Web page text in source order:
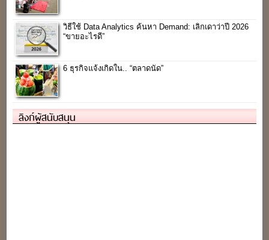
วิธีใช้ Data Analytics ค้นหา Demand: เลิกเดาว่าปี 2026
“ขายอะไรดี”
6 ธุรกิจแจ้งเกิดใน.. “ตลาดนัด”
ลิงก์ผู้สนับสนุน